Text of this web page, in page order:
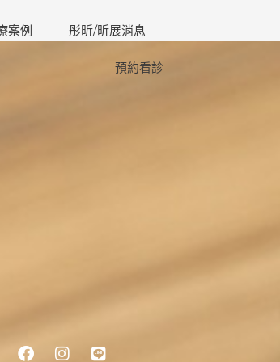
案例 彤昕/昕展消息
預約看診
Facebook
Instagram
Line